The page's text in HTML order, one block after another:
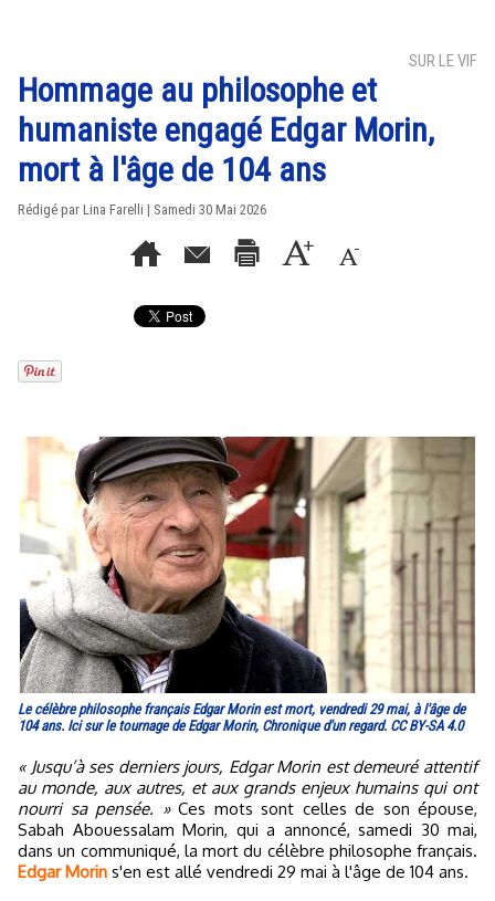
SUR LE VIF
Hommage au philosophe et
humaniste engagé Edgar Morin,
mort à l'âge de 104 ans
Rédigé par Lina Farelli | Samedi 30 Mai 2026
Le célèbre philosophe français Edgar Morin est mort, vendredi 29 mai, à l'âge de
104 ans. Ici sur le tournage de Edgar Morin, Chronique d'un regard. CC BY-SA 4.0
« Jusqu’à ses derniers jours, Edgar Morin est demeuré attentif
au monde, aux autres, et aux grands enjeux humains qui ont
nourri sa pensée. »Ces mots sont celles de son épouse,
Sabah Abouessalam Morin, qui a annoncé, samedi 30 mai,
dans un communiqué, la mort du célèbre philosophe français.
Edgar Morin s'en est allé vendredi 29 mai à l'âge de 104 ans.